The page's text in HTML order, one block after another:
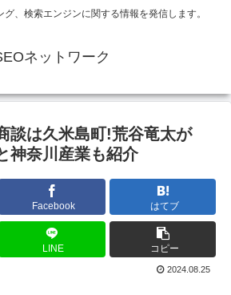
、検索エンジンに関する情報を発信します。
ネットワーク
談は久米島町!荒谷竜太が
神奈川産業も紹介
Facebook はてブ
LINE コピー
2024.08.25